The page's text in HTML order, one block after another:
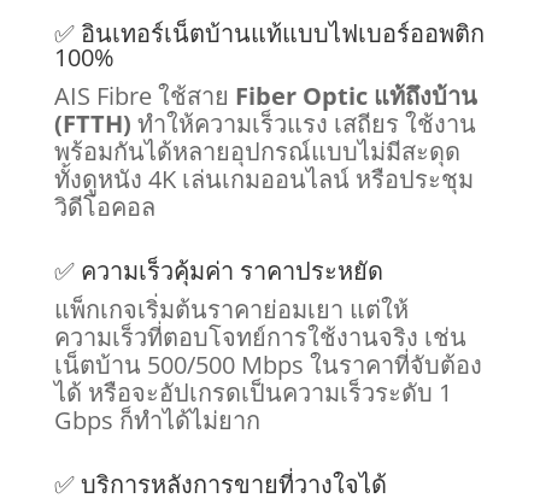
✅ อินเทอร์เน็ตบ้านแท้แบบไฟเบอร์ออพติก
100%
AIS Fibre ใช้สาย Fiber Optic แท้ถึงบ้าน
(FTTH) ทำให้ความเร็วแรง เสถียร ใช้งาน
พร้อมกันได้หลายอุปกรณ์แบบไม่มีสะดุด
ทั้งดูหนัง 4K เล่นเกมออนไลน์ หรือประชุม
วิดีโอคอล
✅ ความเร็วคุ้มค่า ราคาประหยัด
แพ็กเกจเริ่มต้นราคาย่อมเยา แต่ให้
ความเร็วที่ตอบโจทย์การใช้งานจริง เช่น
เน็ตบ้าน 500/500 Mbps ในราคาที่จับต้อง
ได้ หรือจะอัปเกรดเป็นความเร็วระดับ 1
Gbps ก็ทำได้ไม่ยาก
✅ บริการหลังการขายที่วางใจได้